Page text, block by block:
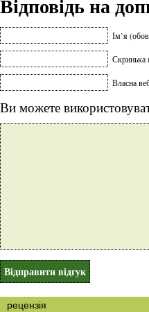
Відповідь на
Ім’я
Скринька
Власна
Ви можете
рецензія